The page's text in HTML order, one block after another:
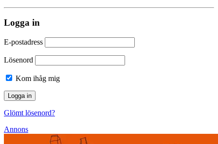
Logga in
E-postadress
Lösenord
Kom ihåg mig
Glömt lösenord?
Annons